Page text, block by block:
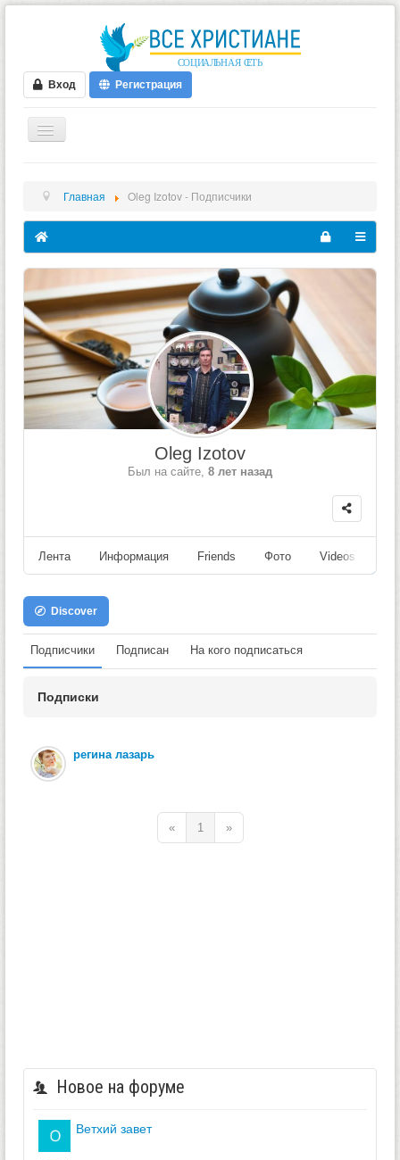
Вход Регистрация
ФОРУМ
ВИДЕО
БЛОГИ
МУЗЫКА
БИБЛИЯ
ОПРОСЫ
НОВОСТИ
Главная Oleg Izotov - Подписчики
Oleg Izotov
Был на сайте, 8 лет назад
Лента Информация Friends Фото Videos
Discover
Подписчики Подписан На кого подписаться
Подписки
регина лазарь
« 1 »
Новое на форуме
ветхий завет